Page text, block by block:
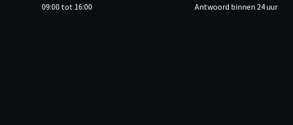
09:00 tot 16:00
Antwoord binnen 24 uur